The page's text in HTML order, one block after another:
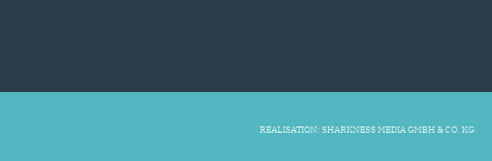
REALISATION: SHARKNESS MEDIA GMBH & CO. KG